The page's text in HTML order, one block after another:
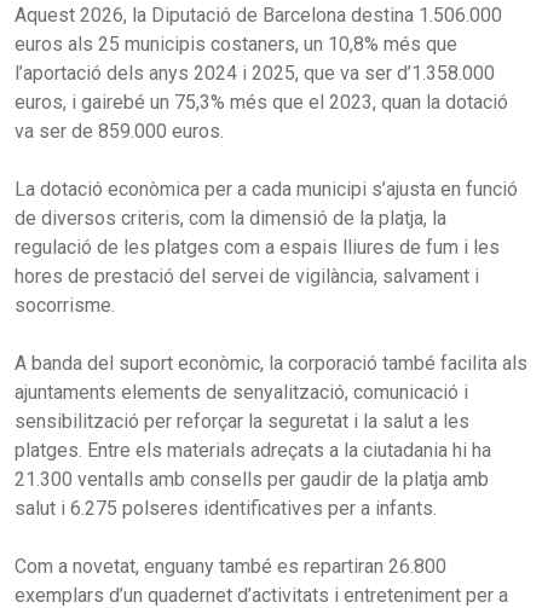
Aquest 2026, la Diputació de Barcelona destina 1.506.000
euros als 25 municipis costaners, un 10,8% més que
l’aportació dels anys 2024 i 2025, que va ser d’1.358.000
euros, i gairebé un 75,3% més que el 2023, quan la dotació
va ser de 859.000 euros.
La dotació econòmica per a cada municipi s’ajusta en funció
de diversos criteris, com la dimensió de la platja, la
regulació de les platges com a espais lliures de fum i les
hores de prestació del servei de vigilància, salvament i
socorrisme.
A banda del suport econòmic, la corporació també facilita als
ajuntaments elements de senyalització, comunicació i
sensibilització per reforçar la seguretat i la salut a les
platges. Entre els materials adreçats a la ciutadania hi ha
21.300 ventalls amb consells per gaudir de la platja amb
salut i 6.275 polseres identificatives per a infants.
Com a novetat, enguany també es repartiran 26.800
exemplars d’un quadernet d’activitats i entreteniment per a